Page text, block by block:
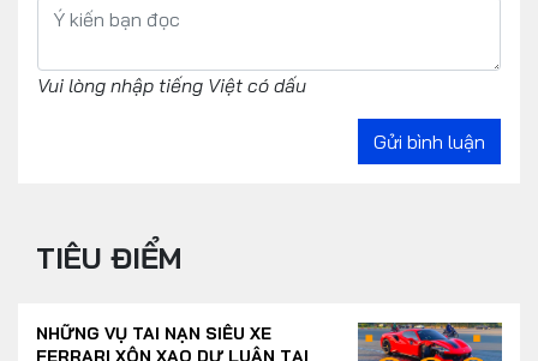
Vui lòng nhập tiếng Việt có dấu
Gửi bình luận
TIÊU ĐIỂM
NHỮNG VỤ TAI NẠN SIÊU XE
FERRARI XÔN XAO DƯ LUẬN TẠI